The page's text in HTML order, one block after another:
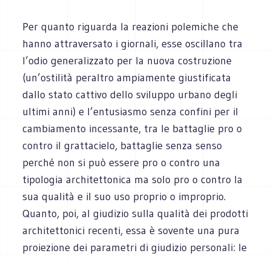
Per quanto riguarda la reazioni polemiche che
hanno attraversato i giornali, esse oscillano tra
l’odio generalizzato per la nuova costruzione
(un’ostilità peraltro ampiamente giustificata
dallo stato cattivo dello sviluppo urbano degli
ultimi anni) e l’entusiasmo senza confini per il
cambiamento incessante, tra le battaglie pro o
contro il grattacielo, battaglie senza senso
perché non si può essere pro o contro una
tipologia architettonica ma solo pro o contro la
sua qualità e il suo uso proprio o improprio.
Quanto, poi, al giudizio sulla qualità dei prodotti
architettonici recenti, essa è sovente una pura
proiezione dei parametri di giudizio personali: le